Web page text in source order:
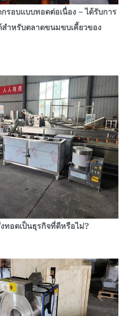
รอบแบบทอดต่อเนื่อง – ได้รับการ
สำหรับตลาดขนมขบเคี้ยวของ
ทอดเป็นธุรกิจที่ดีหรือไม่?